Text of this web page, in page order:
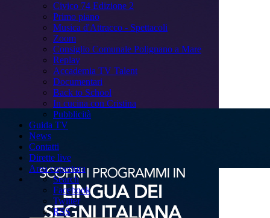
Civico 74 Edizione 2
Primo piano
Musica d'Attracco - Spettacoli
Zoom
Consiglio Comunale Polignano a Mare
Replay
Accademia TV Talent
Documentari
Back to School
In cucina con Cristina
Pubblicità
Guida TV
News
Contatti
Dirette live
Area copertura
Search
Facebook
Twitter
RSS